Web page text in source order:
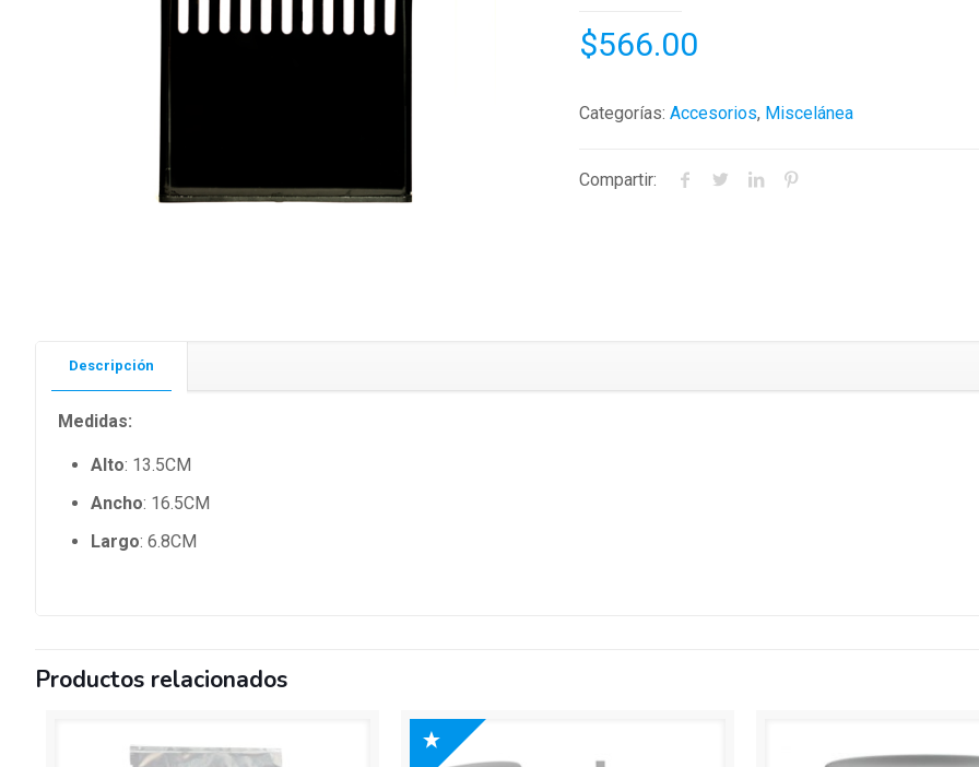
$566.00
Categorías: Accesorios, Miscelánea
Compartir:
Descripción
Medidas:
Alto: 13.5CM
Ancho: 16.5CM
Largo: 6.8CM
Productos relacionados